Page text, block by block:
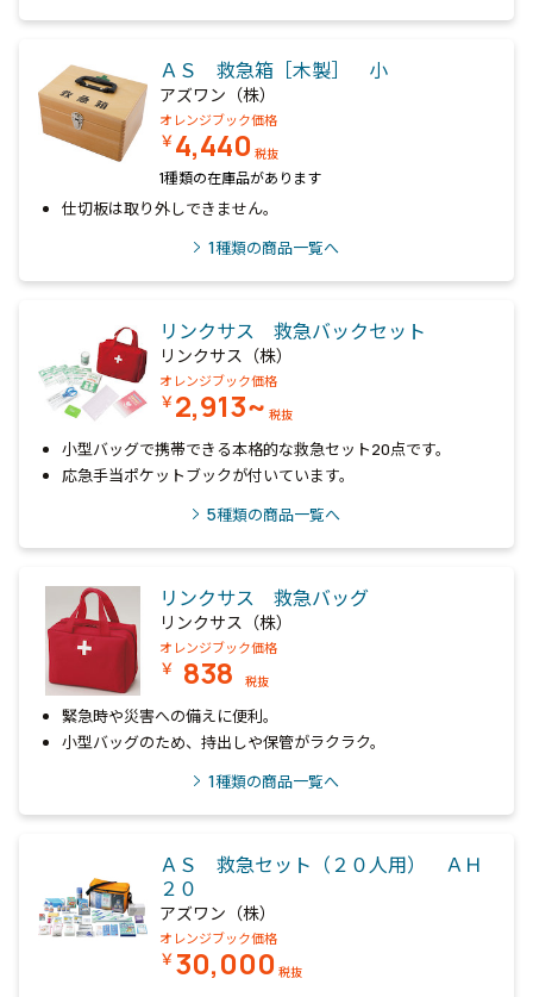
ＡＳ 救急箱［木製］ 小
アズワン（株）
オレンジブック価格
￥4,440 税抜
1種類の在庫品があります
仕切板は取り外しできません。
1種類の商品一覧へ
リンクサス 救急バックセット
リンクサス（株）
オレンジブック価格
￥2,913~ 税抜
小型バッグで携帯できる本格的な救急セット20点です。
応急手当ポケットブックが付いています。
5種類の商品一覧へ
リンクサス 救急バッグ
リンクサス（株）
オレンジブック価格
￥ 838 税抜
緊急時や災害への備えに便利。
小型バッグのため、持出しや保管がラクラク。
1種類の商品一覧へ
ＡＳ 救急セット（２０人用） ＡＨ
２０
アズワン（株）
オレンジブック価格
￥30,000 税抜